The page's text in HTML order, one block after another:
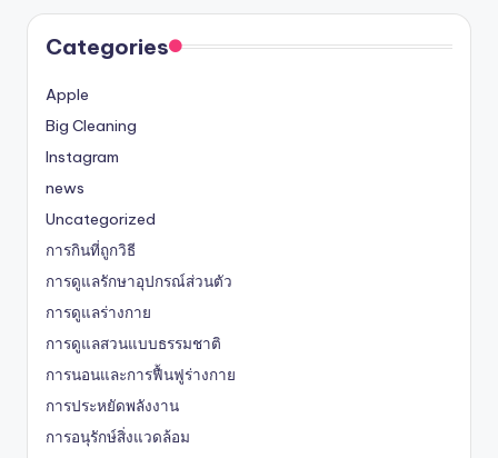
Categories
Apple
Big Cleaning
Instagram
news
Uncategorized
การกินที่ถูกวิธี
การดูแลรักษาอุปกรณ์ส่วนตัว
การดูแลร่างกาย
การดูแลสวนแบบธรรมชาติ
การนอนและการฟื้นฟูร่างกาย
การประหยัดพลังงาน
การอนุรักษ์สิ่งแวดล้อม